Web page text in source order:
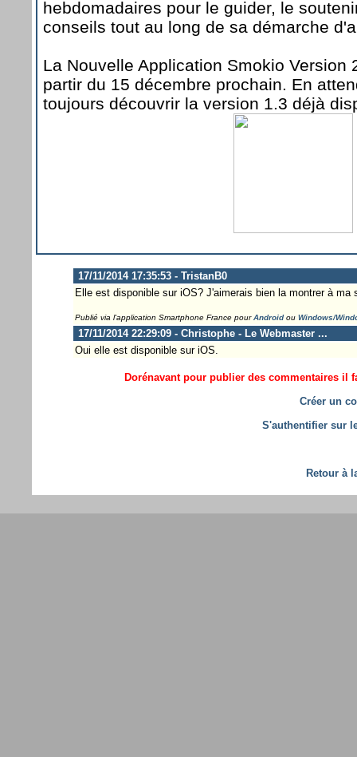
hebdomadaires pour le guider, le
conseils tout au long de sa démarche
La Nouvelle Application Smokio Version
partir du 15 décembre prochain. En
toujours découvrir la version 1.3 déjà
17/11/2014 17:35:53 - TristanB0
Elle est disponible sur iOS? J'aimerais bien la montrer à ma
Publié via l'application Smartphone France pourAndroidou Windows/
17/11/2014 22:29:09 - Christophe - Le Webmaster ...
Oui elle est disponible sur iOS.
Dorénavant pour publier des commentaires il
Créer un
S'authentifier sur
Retour à